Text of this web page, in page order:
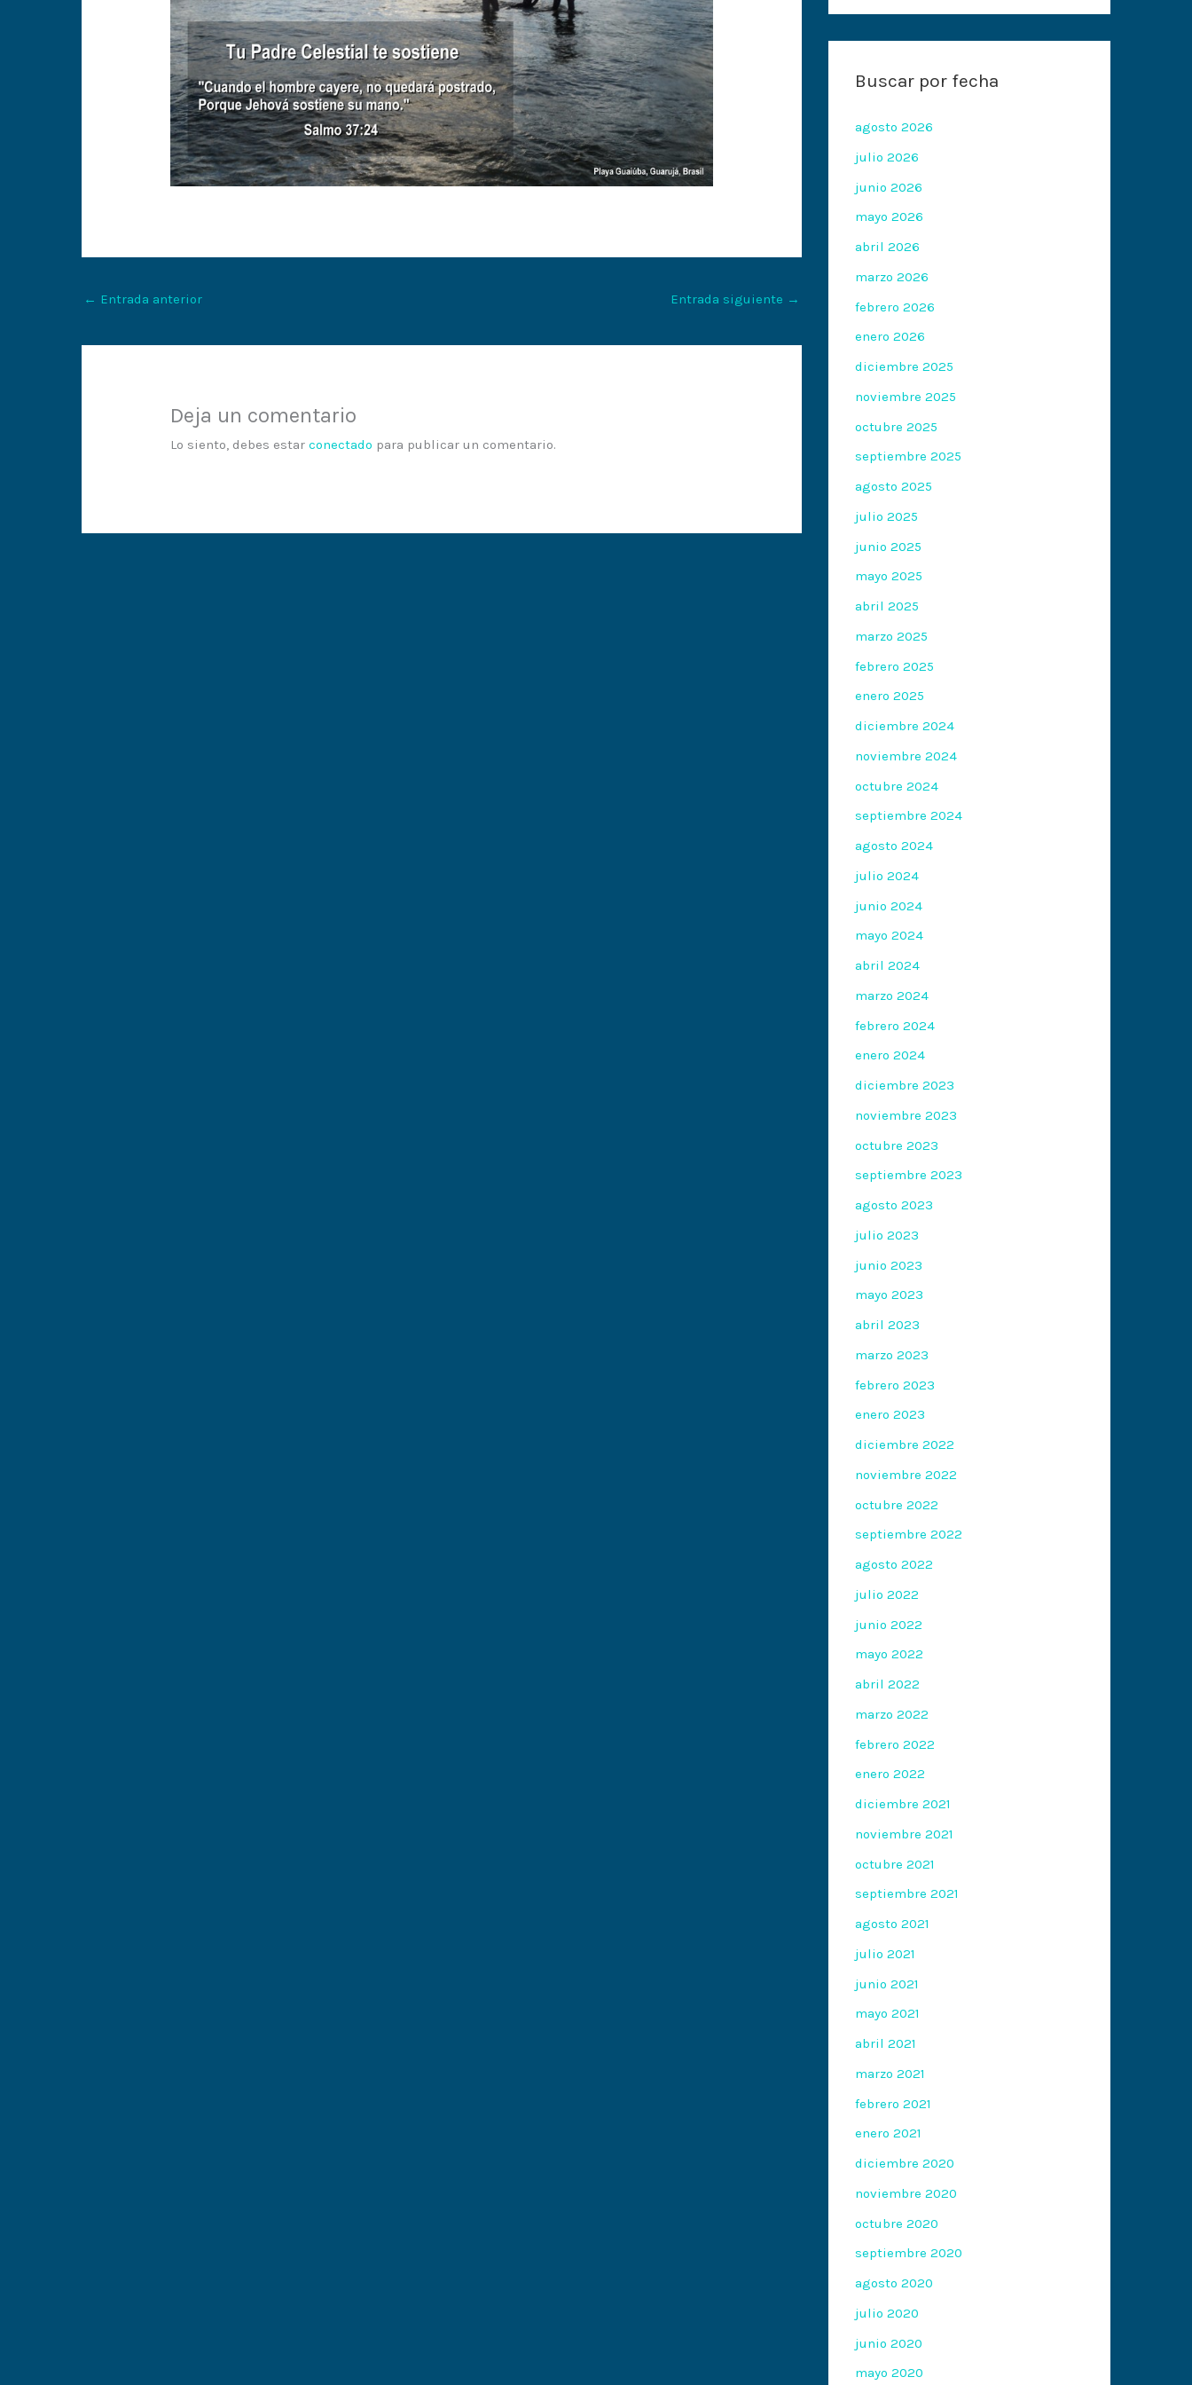
← Entrada anterior Entrada siguiente →
Deja un comentario
Lo siento, debes estarconectado para publicar un comentario.
Buscar por fecha
agosto 2026
julio 2026
junio 2026
mayo 2026
abril 2026
marzo 2026
febrero 2026
enero 2026
diciembre 2025
noviembre 2025
octubre 2025
septiembre 2025
agosto 2025
julio 2025
junio 2025
mayo 2025
abril 2025
marzo 2025
febrero 2025
enero 2025
diciembre 2024
noviembre 2024
octubre 2024
septiembre 2024
agosto 2024
julio 2024
junio 2024
mayo 2024
abril 2024
marzo 2024
febrero 2024
enero 2024
diciembre 2023
noviembre 2023
octubre 2023
septiembre 2023
agosto 2023
julio 2023
junio 2023
mayo 2023
abril 2023
marzo 2023
febrero 2023
enero 2023
diciembre 2022
noviembre 2022
octubre 2022
septiembre 2022
agosto 2022
julio 2022
junio 2022
mayo 2022
abril 2022
marzo 2022
febrero 2022
enero 2022
diciembre 2021
noviembre 2021
octubre 2021
septiembre 2021
agosto 2021
julio 2021
junio 2021
mayo 2021
abril 2021
marzo 2021
febrero 2021
enero 2021
diciembre 2020
noviembre 2020
octubre 2020
septiembre 2020
agosto 2020
julio 2020
junio 2020
mayo 2020